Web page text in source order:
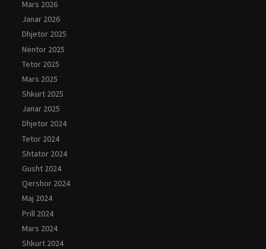
Mars 2026
Janar 2026
Dhjetor 2025
Nëntor 2025
Tetor 2025
Mars 2025
Shkurt 2025
Janar 2025
Dhjetor 2024
Tetor 2024
Shtator 2024
Gusht 2024
Qershor 2024
Maj 2024
Prill 2024
Mars 2024
Shkurt 2024